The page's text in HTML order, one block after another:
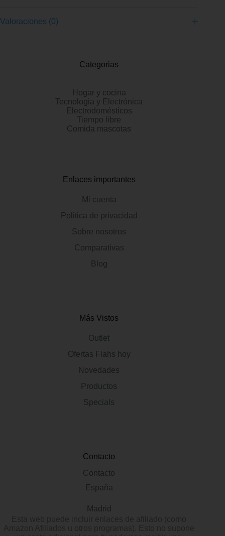
Valoraciones (0)
Categorias
Hogar y cocina
Tecnologia y Electrónica
Electrodomésticos
Tiempo libre
Comida mascotas
Enlaces importantes
Mi cuenta
Politica de privacidad
Sobre nosotros
Comparativas
Blog
Más Vistos
Outlet
Ofertas Flahs hoy
Novedades
Productos
Specials
Contacto
Contacto
España
Madrid